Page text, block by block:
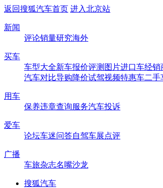
返回搜狐汽车首页 进入北京站
新闻
评论销量研究海外
买车
车型大全新车报价评测 图片进口车经销
汽车对比导购降价试驾视频特惠车二手
用车
保养违章查询服务汽车投诉
爱车
论坛车迷问答自驾车展点评
广播
车旅杂志名嘴沙龙
搜狐汽车